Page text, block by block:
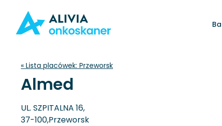
« Lista placówek: Przeworsk
Almed
UL. SZPITALNA 16,
37-100,Przeworsk